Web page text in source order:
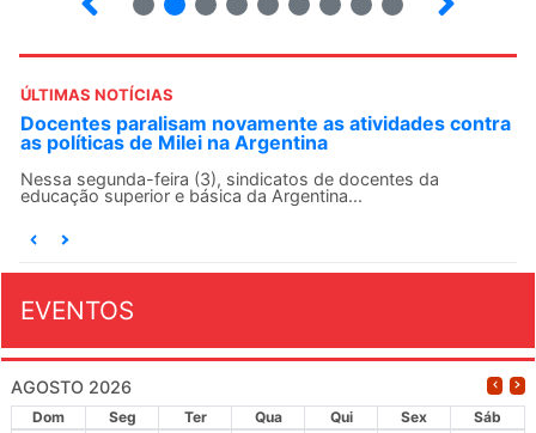
ÚLTIMAS NOTÍCIAS
Docentes paralisam novamente as atividades contra
as políticas de Milei na Argentina
Nessa segunda-feira (3), sindicatos de docentes da
educação superior e básica da Argentina...
EVENTOS
AGOSTO 2026
Dom Seg Ter Qua Qui Sex
Sáb